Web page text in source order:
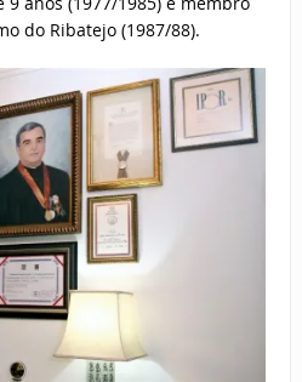
do Ribatejo (1987/88).